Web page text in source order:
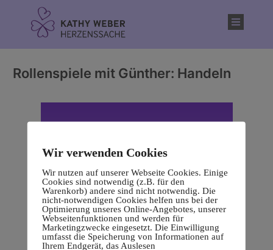
Rollenspiele mit Günther: Handeln
Wir verwenden Cookies
Wir nutzen auf unserer Webseite Cookies. Einige
Cookies sind notwendig (z.B. für den
Warenkorb) andere sind nicht notwendig. Die
nicht-notwendigen Cookies helfen uns bei der
Optimierung unseres Online-Angebotes, unserer
Webseitenfunktionen und werden für
Marketingzwecke eingesetzt. Die Einwilligung
umfasst die Speicherung von Informationen auf
Ihrem Endgerät, das Auslesen